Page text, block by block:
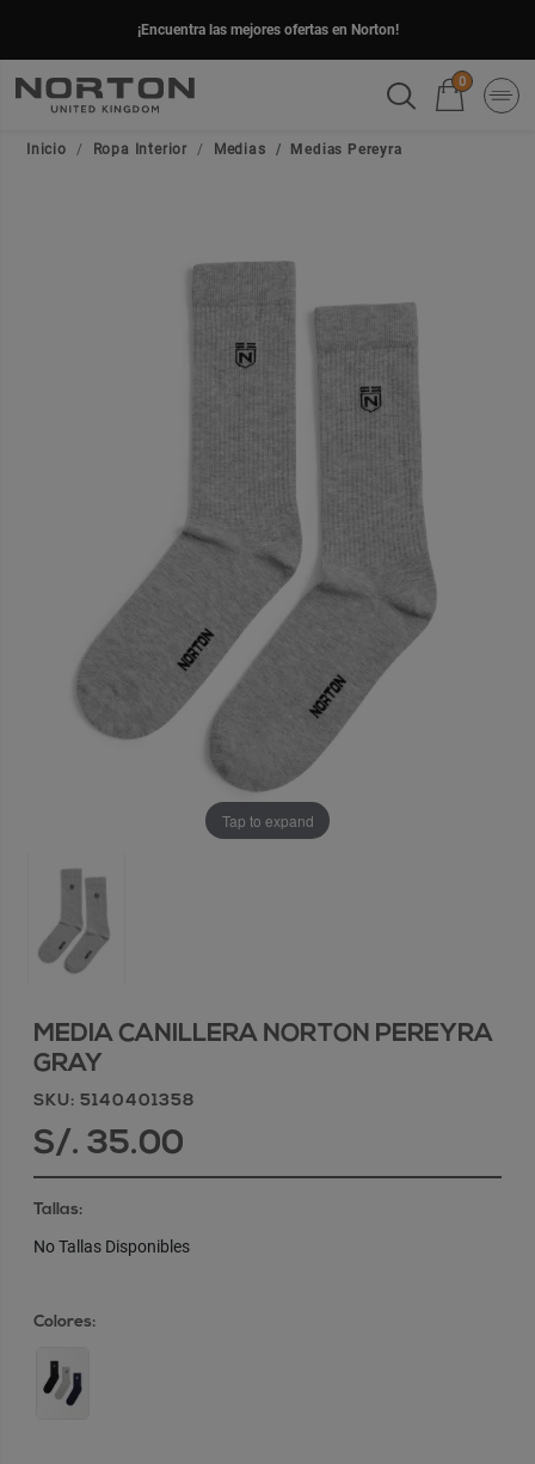
¡Encuentra las mejores ofertas en Norton!
0
Inicio Ropa Interior Medias Medias Pereyra
Tap to expand
MEDIA CANILLERA NORTON PEREYRA
GRAY
SKU: 5140401358
S/. 35.00
Tallas:
No Tallas Disponibles
Colores: